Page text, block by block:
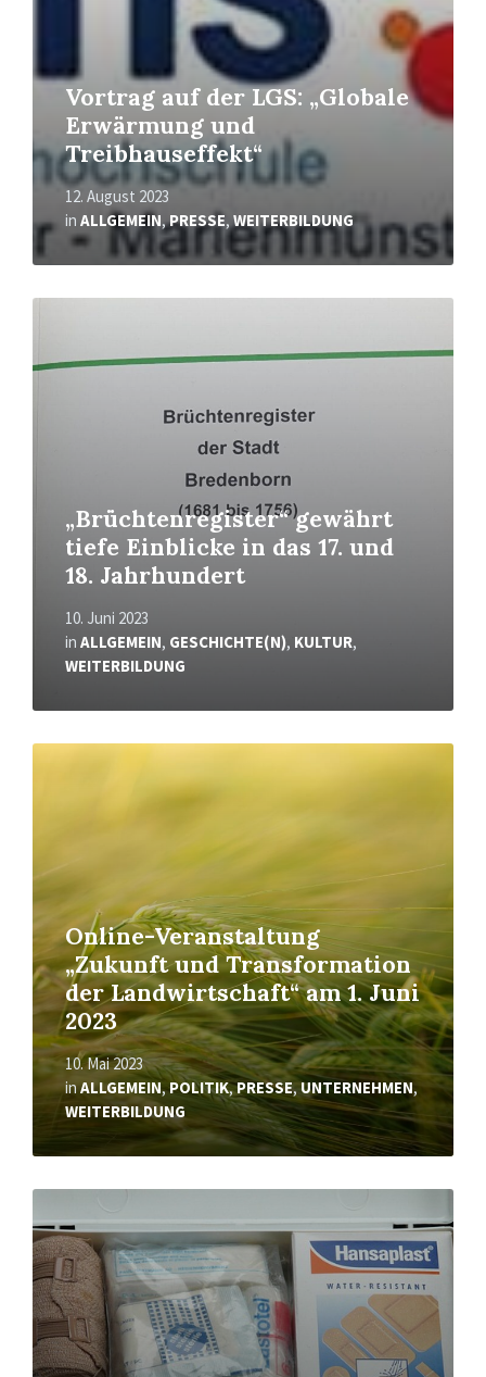
Vortrag auf der LGS: „Globale
Erwärmung und
Treibhauseffekt“
12. August 2023
in ALLGEMEIN,PRESSE,WEITERBILDUNG
„Brüchtenregister“ gewährt
tiefe Einblicke in das 17. und
18. Jahrhundert
10. Juni 2023
in ALLGEMEIN, GESCHICHTE(N), KULTUR,
WEITERBILDUNG
Mehr
Online-Veranstaltung
„Zukunft und Transformation
der Landwirtschaft“ am 1. Juni
2023
10. Mai 2023
inALLGEMEIN,POLITIK,PRESSE,UNTERNEHMEN,
WEITERBILDUNG
Mehr
Mehr
erfahren